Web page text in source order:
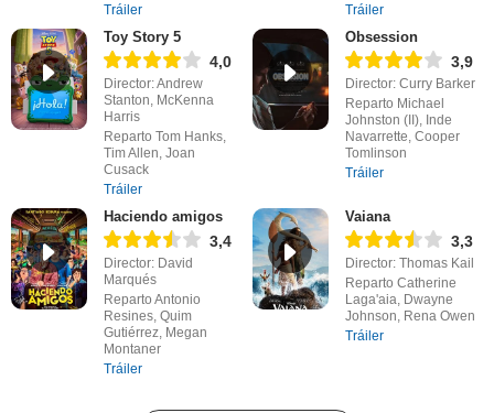
Tráiler
Tráiler
Toy Story 5
4,0
Director: Andrew
Stanton, McKenna
Harris
Reparto Tom Hanks,
Tim Allen, Joan
Cusack
Tráiler
Obsession
3,9
Director: Curry Barker
Reparto Michael
Johnston (II), Inde
Navarrette, Cooper
Tomlinson
Tráiler
Haciendo amigos
3,4
Director: David
Marqués
Reparto Antonio
Resines, Quim
Gutiérrez, Megan
Montaner
Tráiler
Vaiana
3,3
Director: Thomas Kail
Reparto Catherine
Laga'aia, Dwayne
Johnson, Rena Owen
Tráiler